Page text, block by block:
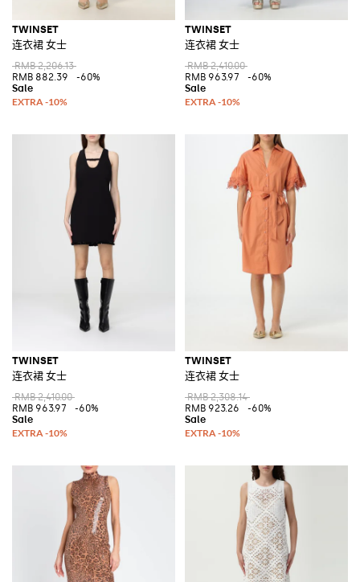
TWINSET
连衣裙 女士
RMB 2,206.13
RMB 882.39
-60%
TWINSET
连衣裙 女士
RMB 2,410.00
RMB 963.97
-60%
TWINSET
连衣裙 女士
RMB 2,410.00
RMB 963.97
-60%
TWINSET
连衣裙 女士
RMB 2,308.14
RMB 923.26
-60%